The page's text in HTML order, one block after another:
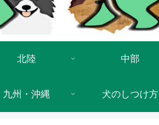
北陸 中部
九州・沖縄 犬のしつけ方